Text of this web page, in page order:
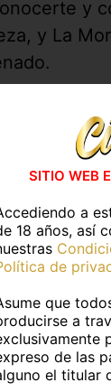
y
y La
visto en
Más
Mariana
SITIO WEB
a
18 años, así
de
que
a
de las
el titular